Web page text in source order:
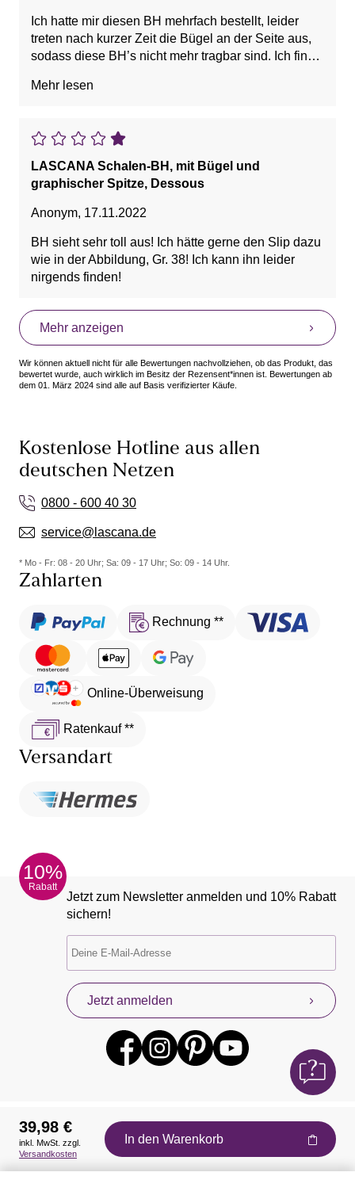
Ich hatte mir diesen BH mehrfach bestellt, leider
treten nach kurzer Zeit die Bügel an der Seite aus,
sodass diese BH’s nicht mehr tragbar sind. Ich finde
schönes Dekolleté macht und einen Super Halt hat.
einschneidende Träger, Sieht toll aus, Sitzt Super
Nachteile: Für den Preis schlecht verarbeitet., Hoher
Preis
Mehr lesen
LASCANA Schalen-BH, mit Bügel und
graphischer Spitze, Dessous
Anonym, 17.11.2022
BH sieht sehr toll aus! Ich hätte gerne den Slip dazu
wie in der Abbildung, Gr. 38! Ich kann ihn leider
nirgends finden!
Mehr anzeigen
Wir können aktuell nicht für alle Bewertungen nachvollziehen, ob das Produkt, das
bewertet wurde, auch wirklich im Besitz der Rezensent*innen ist. Bewertungen ab
dem 01. März 2024 sind alle auf Basis verifizierter Käufe.
Kostenlose Hotline aus allen
deutschen Netzen
0800 - 600 40 30
service@lascana.de
* Mo - Fr: 08 - 20 Uhr; Sa: 09 - 17 Uhr; So: 09 - 14 Uhr.
Zahlarten
Rechnung **
Online-Überweisung
Ratenkauf **
Versandart
10%
Rabatt
Jetzt zum Newsletter anmelden und 10% Rabatt
sichern!
Jetzt anmelden
Auszeichnungen
39,98 €
inkl. MwSt. zzgl.
Versandkosten
In den Warenkorb